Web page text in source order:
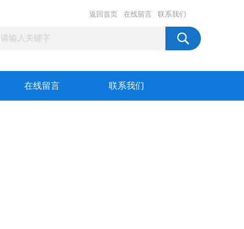
返回首页 在线留言 联系我们
在线留言 联系我们